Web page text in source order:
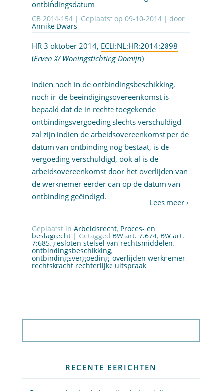
ontbindingsdatum
CB 2014-154 | Geplaatst op 09-10-2014| door
Annike Dwars
HR 3 oktober 2014, ECLI:NL:HR:2014:2898
(Erven X/ Woningstichting Domijn)
Indien noch in de ontbindingsbeschikking,
noch in de beëindigingsovereenkomst is
bepaald dat de in rechte toegekende
ontbindingsvergoeding slechts verschuldigd
zal zijn indien de arbeidsovereenkomst per de
datum van ontbinding nog bestaat, is de
vergoeding verschuldigd, ook al is de
arbeidsovereenkomst door het overlijden van
de werknemer eerder dan op de datum van
ontbinding geëindigd.
Geplaatst in Arbeidsrecht, Proces- en
beslagrecht | Getagged BW art. 7:674, BW art.
7:685, gesloten stelsel van rechtsmiddelen,
ontbindingsbeschikking,
ontbindingsvergoeding, overlijden werknemer,
rechtskracht rechterlijke uitspraak
RECENTE BERICHTEN